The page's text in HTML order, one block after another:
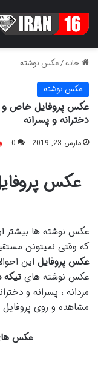
خانه/عکس نوشته
عکس نوشته
عکس پروفایل خاص
دخترانه و پسرانه
مارس 23, 2019 0
عکس نوشته ها بیشتر
که وقتی نمیتونن
عکس پروفایل این
عکس نوشته های تیکه
مردانه ، پسرانه و
مشاهده و روی
عکس